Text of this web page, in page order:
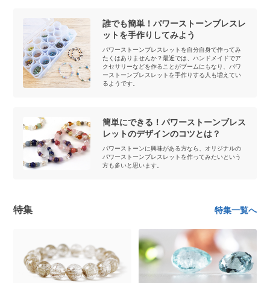
誰でも簡単！パワーストーンブレスレ
ットを手作りしてみよう
パワーストーンブレスレットを自分自身で作ってみ
たくはありませんか？最近では、ハンドメイドでア
クセサリーなどを作ることがブームにもなり、パワ
ーストーンブレスレットを手作りする人も増えてい
るようです。
簡単にできる！パワーストーンブレス
レットのデザインのコツとは？
パワーストーンに興味がある方なら、オリジナルの
パワーストーンブレスレットを作ってみたいという
方も多いと思います。
特集 特集一覧へ